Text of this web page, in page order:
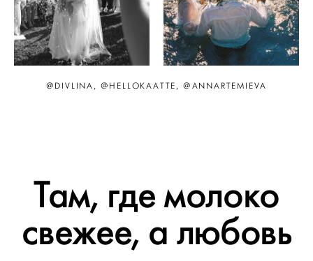
@DIVLINA, @HELLOKAATTE, @ANNARTEMIEVA
Там, где молоко
свежее, а любовь